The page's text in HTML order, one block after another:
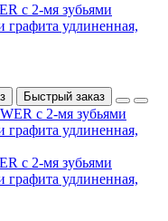
с 2-мя зубьями
графита удлиненная,
Быстрый заказ
с 2-мя зубьями
графита удлиненная,